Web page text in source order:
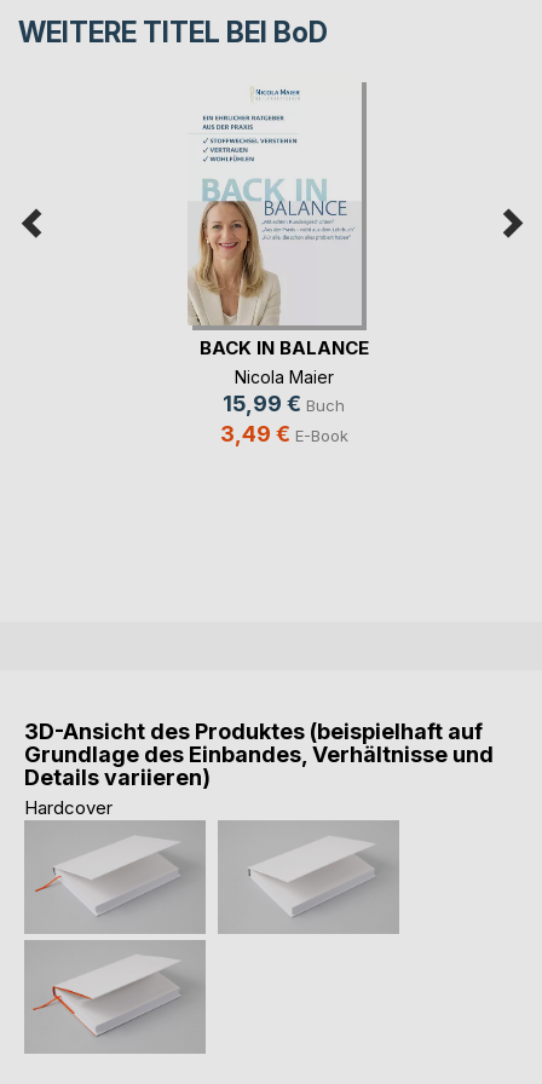
WEITERE TITEL BEI BoD
BACK IN BALANCE
Nicola Maier
15,99 € Buch
3,49 € E-Book
3D-Ansicht des Produktes (beispielhaft auf
Grundlage des Einbandes, Verhältnisse und
Details variieren)
Hardcover